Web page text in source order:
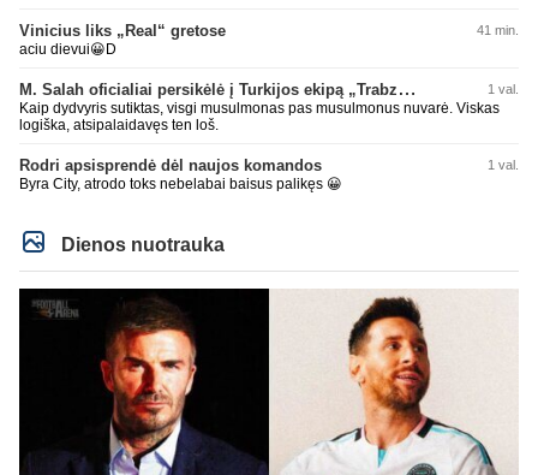
Vinicius liks „Real“ gretose 41 min.
aciu dievui😀D
M. Salah oficialiai persikėlė į Turkijos ekipą „Trabzonspor“ 1 val.
Kaip dydvyris sutiktas, visgi musulmonas pas musulmonus nuvarė. Viskas
logiška, atsipalaidavęs ten loš.
Rodri apsisprendė dėl naujos komandos 1 val.
Byra City, atrodo toks nebelabai baisus palikęs 😀
Dienos nuotrauka